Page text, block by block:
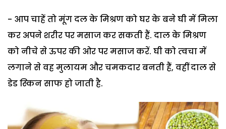
- आप चाहें तो मूंग दल के मिश्रण को घर के बने घी में मिला
कर अपने शरीर पर मसाज कर सकती हैं. दाल के मिश्रण
को नीचे से ऊपर की ओर पर मसाज करें. घी को त्‍वचा में
लगाने से वह मुलायम और चमकदार बनती हैं, वहीं दाल से
डेड स्‍किन साफ हो जाती है.